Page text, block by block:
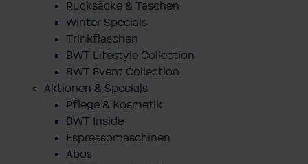
Rucksäcke & Taschen
Winter Specials
Trinkflaschen
BWT Lifestyle Collection
BWT Event Collection
Aktionen & Specials
Pflege & Kosmetik
BWT Inside
Espressomaschinen
Abos